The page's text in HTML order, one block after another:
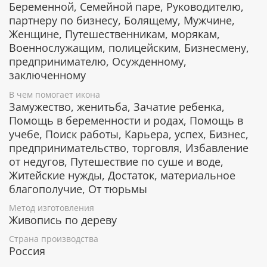
воинства.
Спасает от плена и даже от смерти.
Помогает невинно осужденным, находящимся
в заключении.
Гарантия подлинности
К каждому живописному образу прикладывается
номерное свидетельство, в котором подробно
расписана вся информация об иконе:
Имя художника,
Материалы, из которых она изготовлена,
Гарантия соответствия канонам Православной
Церкви.
Подарочная упаковка
Каждая икона размещается в красивой деревянной
Беременной, Семейной паре, Руководителю,
партнеру по бизнесу, Болящему, Мужчине,
Женщине, Путешественникам, морякам,
Военнослужащим, полицейским, Бизнесмену,
предпринимателю, Осужденному,
заключенному
В чем помогает икона
Замужество, женитьба, Зачатие ребенка,
Помощь в беременности и родах, Помощь в
учебе, Поиск работы, Карьера, успех, Бизнес,
предпринимательство, торговля, Избавление
от недугов, Путешествие по суше и воде,
Житейские нужды, Достаток, материальное
благополучие, От тюрьмы
Метод изготовления
Живопись по дереву
Страна производства
Россия